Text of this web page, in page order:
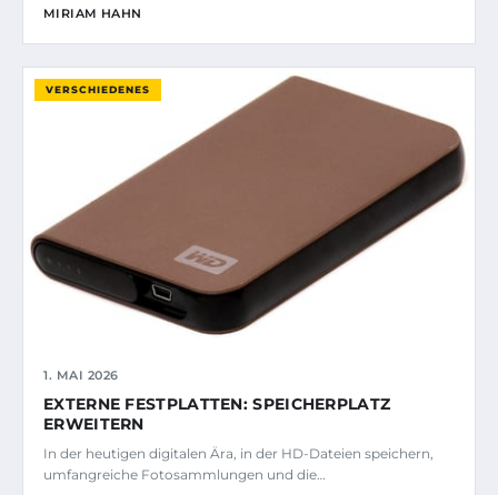
MIRIAM HAHN
VERSCHIEDENES
1. MAI 2026
EXTERNE FESTPLATTEN: SPEICHERPLATZ
ERWEITERN
In der heutigen digitalen Ära, in der HD-Dateien speichern,
umfangreiche Fotosammlungen und die…